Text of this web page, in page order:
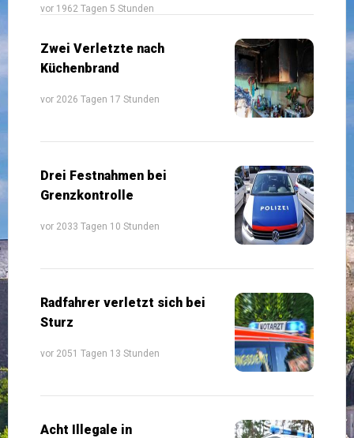
vor 1962 Tagen 5 Stunden
Zwei Verletzte nach
Küchenbrand
vor 2026 Tagen 17 Stunden
Drei Festnahmen bei
Grenzkontrolle
vor 2033 Tagen 10 Stunden
Radfahrer verletzt sich bei
Sturz
vor 2051 Tagen 13 Stunden
Acht Illegale in